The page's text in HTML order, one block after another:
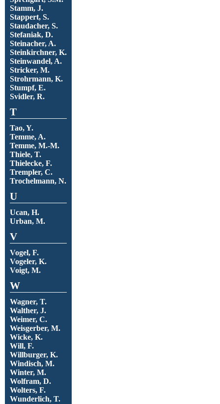
Stamm, J.
Stappert, S.
Staudacher, S.
Stefaniak, D.
Steinacher, A.
Steinkirchner, K.
Steinwandel, A.
Stricker, M.
Strohrmann, K.
Stumpf, E.
Svidler, R.
T
Tao, Y.
Temme, A.
Temme, M.-M.
Thiele, T.
Thielecke, F.
Trempler, C.
Trochelmann, N.
U
Ucan, H.
Urban, M.
V
Vogel, F.
Vogeler, K.
Voigt, M.
W
Wagner, T.
Walther, J.
Weimer, C.
Weisgerber, M.
Wicke, K.
Will, F.
Willburger, K.
Windisch, M.
Winter, M.
Wolfram, D.
Wolters, F.
Wunderlich, T.